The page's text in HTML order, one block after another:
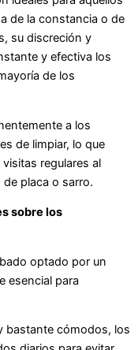
de la constancia o de
su discreción y
y efectiva los
de los
a los
de limpiar, lo que
regulares al
placa o sarro.
sobre los
optado por un
esencial para
bastante cómodos, los